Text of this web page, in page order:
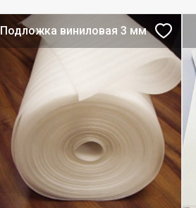
Подложка виниловая 3 мм